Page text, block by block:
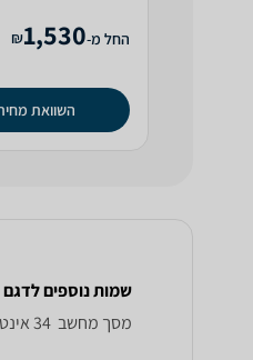
החל מ-1,530
₪
השוואת
שמות נוספים לדגם
מסך מחשב ‏ 34 ‏אינטש Samsung Odyssey G 5 C 34 G 55 TWWM UWQHD סמסונג, Odyssey G5 C34G55TWWM סמסונג , סמסונג Odyssey G5 C34G55TWWM